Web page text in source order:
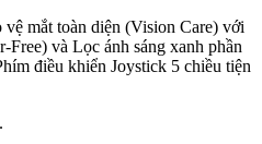
vệ mắt toàn diện (Vision Care) với
Free) và Lọc ánh sáng xanh phần
điều khiển Joystick 5 chiều tiện